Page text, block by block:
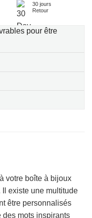
30 jours
Retour
pour être
votre boîte à bijoux
existe une multitude
être personnalisés
des mots inspirants